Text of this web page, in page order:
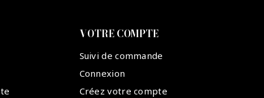
VOTRE COMPTE
Suivi de commande
Connexion
Créez votre compte